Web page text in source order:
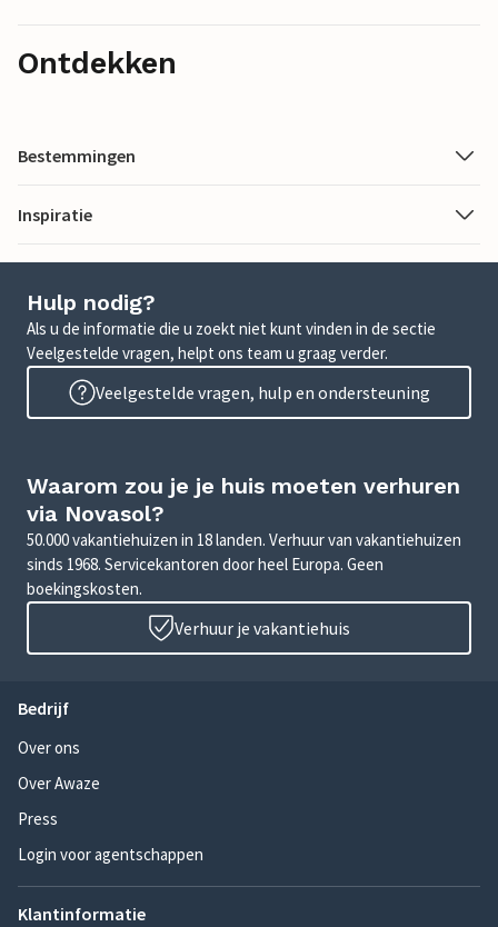
Ontdekken
Bestemmingen
Inspiratie
Hulp nodig?
Als u de informatie die u zoekt niet kunt vinden in de sectie
Veelgestelde vragen, helpt ons team u graag verder.
Veelgestelde vragen, hulp en ondersteuning
Waarom zou je je huis moeten verhuren
via Novasol?
50.000 vakantiehuizen in 18 landen. Verhuur van vakantiehuizen
sinds 1968. Servicekantoren door heel Europa. Geen
boekingskosten.
Verhuur je vakantiehuis
Bedrijf
Over ons
Over Awaze
Press
Login voor agentschappen
Klantinformatie